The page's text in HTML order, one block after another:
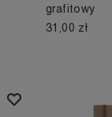
grafitowy
31,00 zł